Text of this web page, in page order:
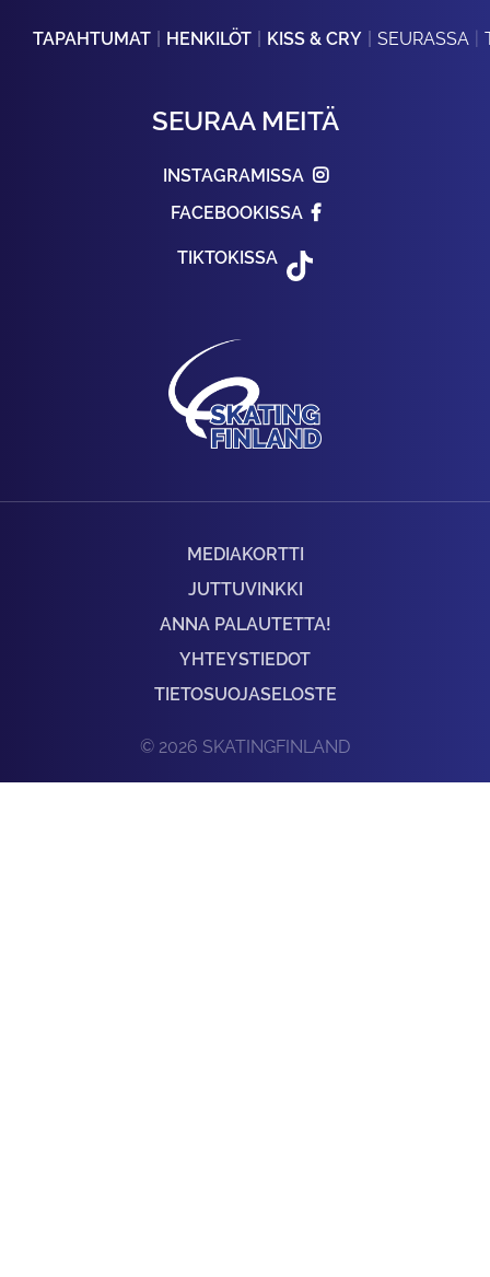
TAPAHTUMAT HENKILÖT KISS & CRY SEURASSA
SEURAA MEITÄ
INSTAGRAMISSA
FACEBOOKISSA
TIKTOKISSA
MEDIAKORTTI
JUTTUVINKKI
ANNA PALAUTETTA!
YHTEYSTIEDOT
TIETOSUOJASELOSTE
© 2026 SKATINGFINLAND